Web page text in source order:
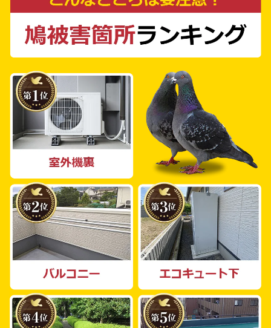
適な対策をご提供することを目指しています。
現地調査費やお見積もりは無料ですので、お気
軽にご相談ください。 当社には鳩よけ対策の
プロフェッショナルが揃っており、どんな環境
や鳩の種類にも応じた最善の対策を提案しま
す。個人様・法人様問わず、一戸建て、マンシ
ョン、工場、倉庫、商業施設、農地まで、幅広
いご相談に対応しております。 鳩被害に困っ
ているあなた、ぜひ一度ご相談ください。私た
ち鳩よけ対策PROが、あなたの鳩被害解決の
パートナーとなり、安心・安全な環境を取り戻
すお手伝いをさせていただきます。あなたのお
問い合わせをお待ちしております。